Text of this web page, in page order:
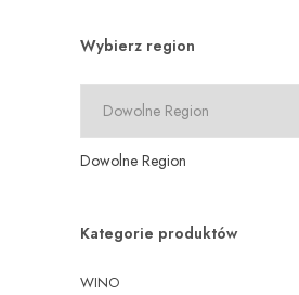
Wybierz region
Dowolne Region
Kategorie produktów
WINO